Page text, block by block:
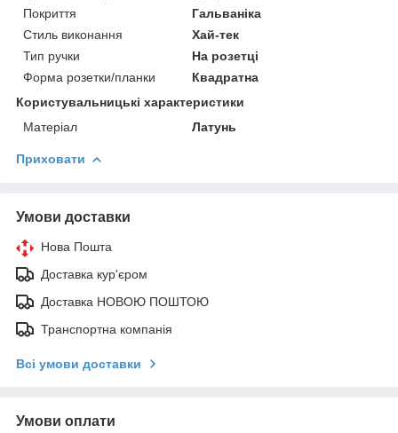
Покриття
Гальваніка
Стиль виконання
Хай-тек
Тип ручки
На розетці
Форма розетки/планки
Квадратна
Користувальницькі характеристики
Матеріал
Латунь
Приховати
Умови доставки
Нова Пошта
Доставка кур'єром
Доставка НОВОЮ ПОШТОЮ
Транспортна компанія
Всі умови доставки
Умови оплати